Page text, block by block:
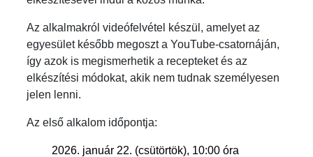
Az alkalmakról videófelvétel készül, amelyet az
egyesület később megoszt a YouTube-csatornáján,
így azok is megismerhetik a recepteket és az
elkészítési módokat, akik nem tudnak személyesen
jelen lenni.
Az első alkalom időpontja:
január 22. (csütörtök), 10:00 óra